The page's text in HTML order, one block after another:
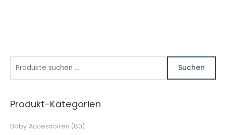
h
Suchen
Produkt-Kategorien
Baby Accessoires (80)